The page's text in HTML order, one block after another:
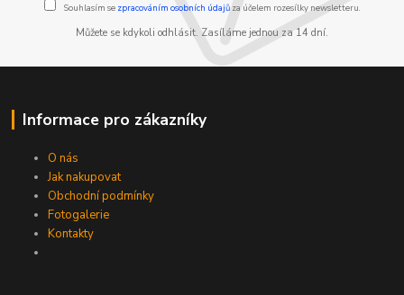
Souhlasím se zpracováním osobních údajůza účelem rozesílky newsletteru.
Můžete se kdykoli odhlásit. Zasíláme jednou za 14 dní.
Informace pro zákazníky
O nás
Jak nakupovat
Obchodní podmínky
Fotogalerie
Kontakty